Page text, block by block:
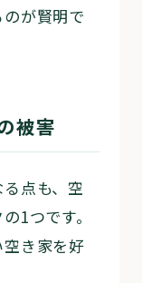
が賢明で
被害
点も、空
1つです。
き家を好